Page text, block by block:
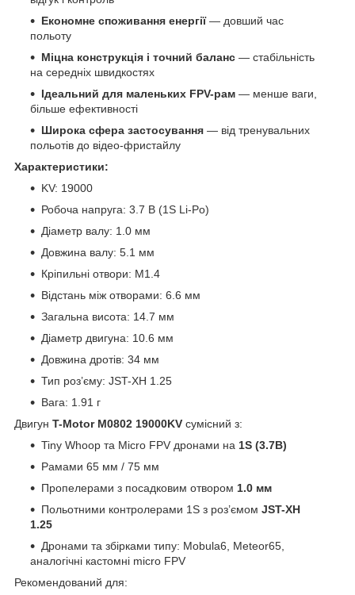
Економне споживання енергії— довший час
польоту
Міцна конструкція і точний баланс — стабільність
на середніх швидкостях
Ідеальний для маленьких FPV-рам — менше ваги,
більше ефективності
Широка сфера застосування — від тренувальних
польотів до відео-фристайлу
Характеристики:
KV: 19000
Робоча напруга: 3.7 В (1S Li-Po)
Діаметр валу: 1.0 мм
Довжина валу: 5.1 мм
Кріпильні отвори: M1.4
Відстань між отворами: 6.6 мм
Загальна висота: 14.7 мм
Діаметр двигуна: 10.6 мм
Довжина дротів: 34 мм
Тип роз’єму: JST-XH 1.25
Вага: 1.91 г
Двигун T-Motor M0802 19000KV сумісний з:
Tiny Whoop та Micro FPV дронами на 1S (3.7В)
Рамами 65 мм / 75 мм
Пропелерами з посадковим отвором 1.0 мм
Польотними контролерами 1S з роз’ємом JST-XH
1.25
Дронами та збірками типу: Mobula6, Meteor65,
аналогічні кастомні micro FPV
Рекомендований для: